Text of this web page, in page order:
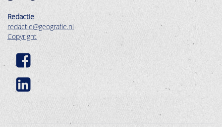
Redactie
redactie@geografie.nl
Copyright